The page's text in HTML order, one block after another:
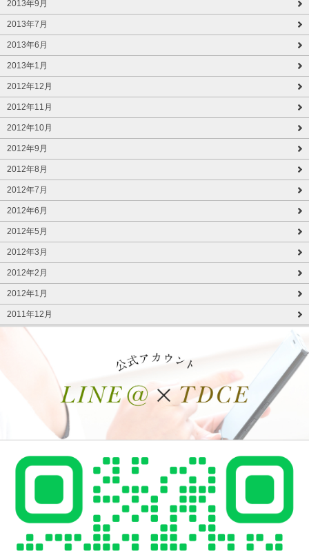
2013年9月
2013年7月
2013年6月
2013年1月
2012年12月
2012年11月
2012年10月
2012年9月
2012年8月
2012年7月
2012年6月
2012年5月
2012年3月
2012年2月
2012年1月
2011年12月